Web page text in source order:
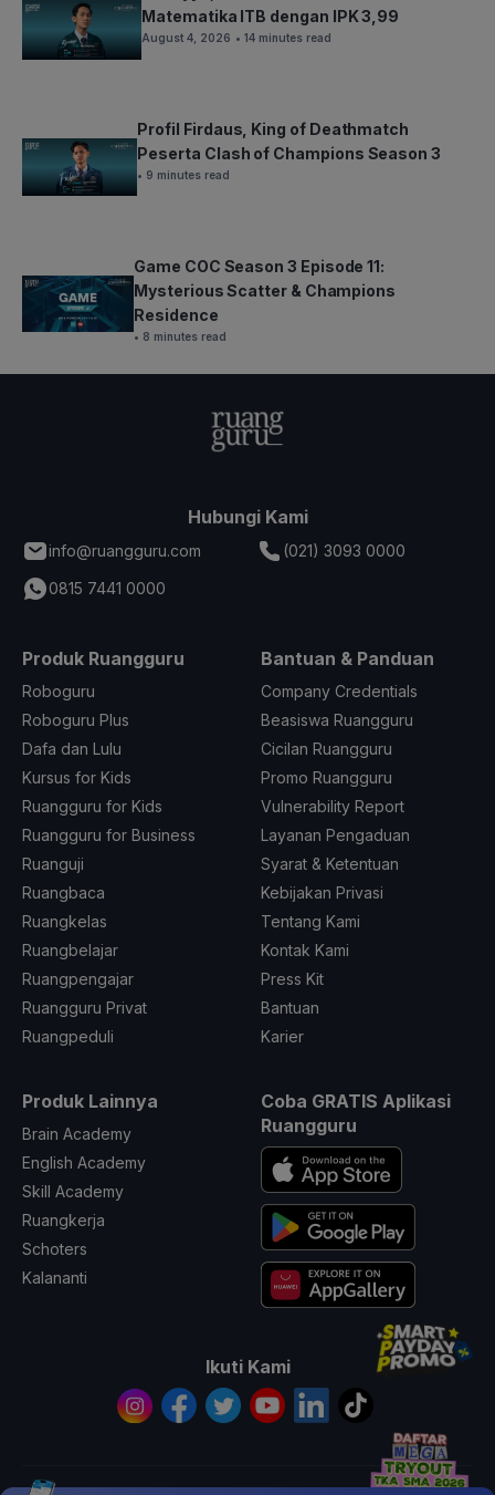
Matematika ITB dengan IPK 3,99
August 4, 2026 • 14 minutes read
Profil Firdaus, King of Deathmatch
Peserta Clash of Champions Season 3
• 9 minutes read
Game COC Season 3 Episode 11:
Mysterious Scatter & Champions
Residence
• 8 minutes read
Hubungi Kami
info@ruangguru.com
(021) 3093 0000
0815 7441 0000
Produk Ruangguru
Roboguru
Roboguru Plus
Dafa dan Lulu
Kursus for Kids
Ruangguru for Kids
Ruangguru for Business
Ruanguji
Ruangbaca
Ruangkelas
Ruangbelajar
Ruangpengajar
Ruangguru Privat
Ruangpeduli
Bantuan & Panduan
Company Credentials
Beasiswa Ruangguru
Cicilan Ruangguru
Promo Ruangguru
Vulnerability Report
Layanan Pengaduan
Syarat & Ketentuan
Kebijakan Privasi
Tentang Kami
Kontak Kami
Press Kit
Bantuan
Karier
Produk Lainnya
Brain Academy
English Academy
Skill Academy
Ruangkerja
Schoters
Kalananti
Coba GRATIS Aplikasi
Ruangguru
Ikuti Kami